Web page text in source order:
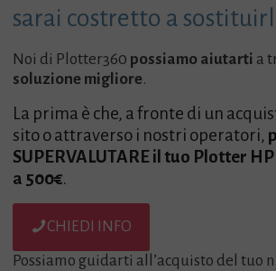
sarai costretto a
Noi di Plotter360 possiamo aiutarti a
soluzione migliore.
La prima è che, a fronte di un
sito o attraverso i nostri operatori,
SUPERVALUTARE il tuo Plotter
a 500€.
CHIEDI INFO
Possiamo guidarti all’acquisto del tuo